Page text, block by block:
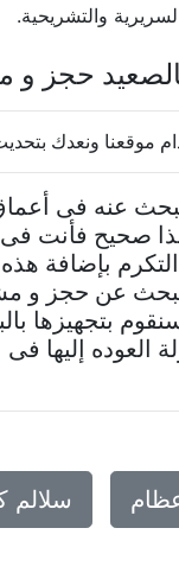
والتشريحية.
حجز
ونعدك
عنه فى
صحيح فأنت
بإضافة
عن حجز و
بتجهيزها
إليها
سلالم